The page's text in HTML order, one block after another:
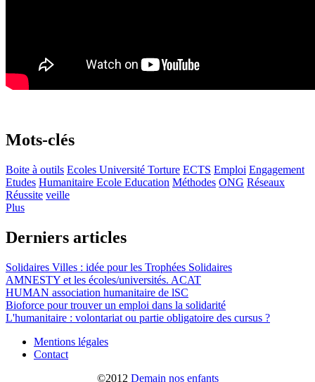
Mots-clés
Boite à outils Ecoles Université Torture ECTS Emploi Engagement
Etudes Humanitaire Ecole Education Méthodes ONG Réseaux
Réussite veille
Plus
Derniers articles
Solidaires Villes : idée pour les Trophées Solidaires
AMNESTY et les écoles/universités. ACAT
HUMAN association humanitaire de lSC
Bioforce pour trouver un emploi dans la solidarité
L'humanitaire : volontariat ou partie obligatoire des cursus ?
Mentions légales
Contact
©2012 Demain nos enfants